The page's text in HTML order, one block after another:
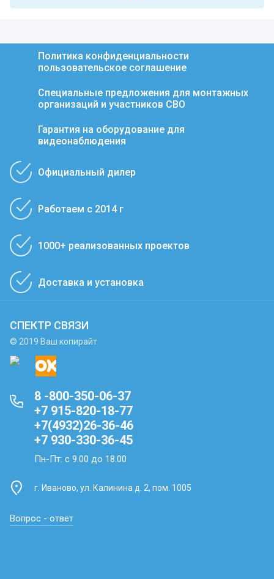
Политика конфиденциальности
пользовательское соглашение
Специальные предложения для монтажных
организаций и участников СВО
Гарантия на оборудование для
видеонаблюдения
Официальный дилер
Работаем с 2014 г
1000+ реализованных проектов
Доставка и установка
СПЕКТР СВЯЗИ
© 2019 Ваш копирайт
8 -800-350-06-37
+7 915-820-18-77
+7(4932)26-36-46
+7 930-330-36-45
Пн-Пт: с 9.00 до 18.00
г. Иваново, ул. Калинина д. 2, пом. 1005
Вопрос - ответ